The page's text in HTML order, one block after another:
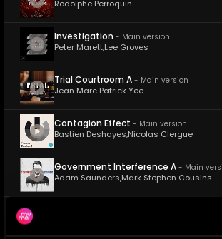
Rodolphe Perroquin
Investigation - Main version
Peter Marett,Lee Groves
Trial Courtroom A - Main version
Jean Marc Patrick Yee
Contagion Effect - Main version
Bastien Deshayes,Nicolas Clergue
Government Interference A - Main
Adam Saunders,Mark Stephen Cousins